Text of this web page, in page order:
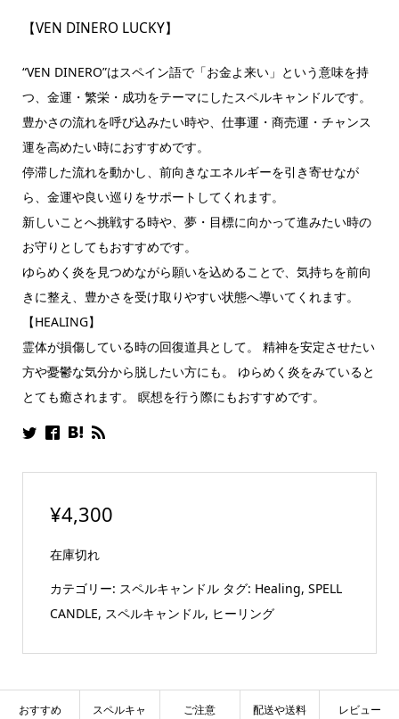
【VEN DINERO LUCKY】
“VEN DINERO”はスペイン語で「お金よ来い」という意味を持
つ、金運・繁栄・成功をテーマにしたスペルキャンドルです。
豊かさの流れを呼び込みたい時や、仕事運・商売運・チャンス
運を高めたい時におすすめです。
停滞した流れを動かし、前向きなエネルギーを引き寄せなが
ら、金運や良い巡りをサポートしてくれます。
新しいことへ挑戦する時や、夢・目標に向かって進みたい時の
お守りとしてもおすすめです。
ゆらめく炎を見つめながら願いを込めることで、気持ちを前向
きに整え、豊かさを受け取りやすい状態へ導いてくれます。
【HEALING】
霊体が損傷している時の回復道具として。 精神を安定させたい
方や憂鬱な気分から脱したい方にも。 ゆらめく炎をみていると
とても癒されます。 瞑想を行う際にもおすすめです。
¥4,300
在庫切れ
カテゴリー: スペルキャンドル タグ: Healing, SPELL
CANDLE, スペルキャンドル, ヒーリング
おすすめ
スペルキャ
ご注意 配送や送料 レビュー